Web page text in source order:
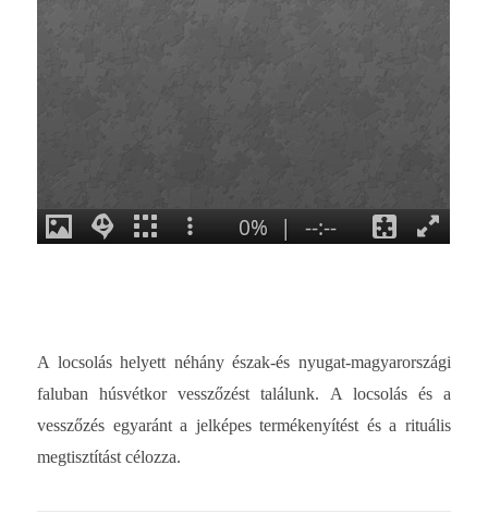
A locsolás helyett néhány észak-és nyugat-magyarországi
faluban húsvétkor vesszőzést találunk. A locsolás és a
vesszőzés egyaránt a jelképes termékenyítést és a rituális
megtisztítást célozza.